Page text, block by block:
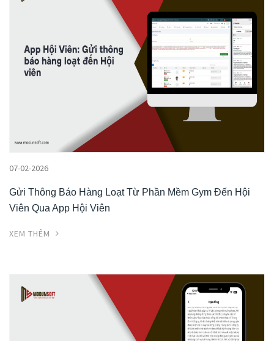
07-02-2026
Gửi Thông Báo Hàng Loạt Từ Phần Mềm Gym Đến Hội
Viên Qua App Hội Viên
XEM THÊM